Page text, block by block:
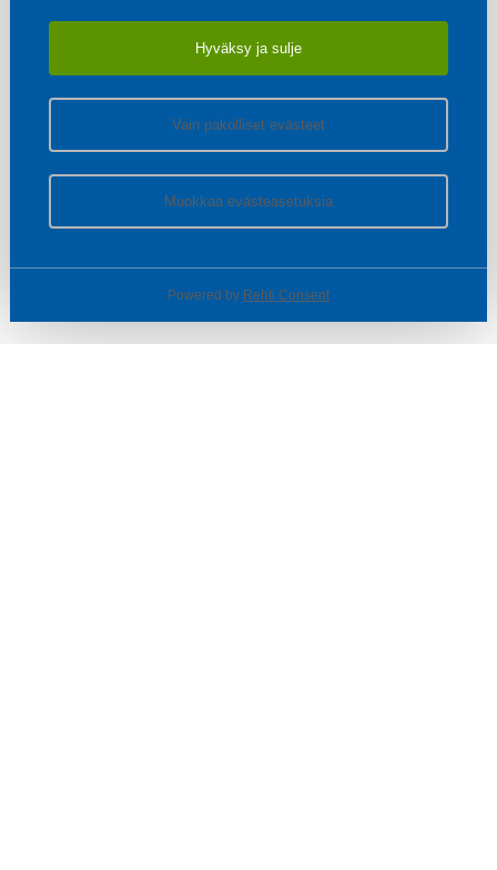
Hyväksy ja sulje
Vain pakolliset evästeet
Muokkaa evästeasetuksia
Powered by Rehti Consent